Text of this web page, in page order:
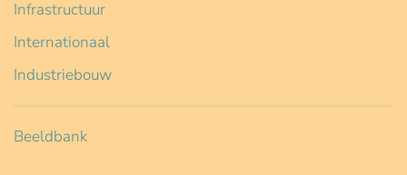
Infrastructuur
Internationaal
Industriebouw
Beeldbank